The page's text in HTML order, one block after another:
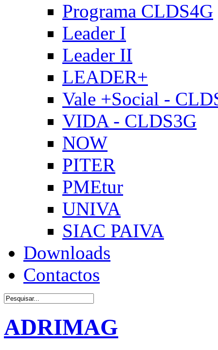
Programa CLDS4G
Leader I
Leader II
LEADER+
Vale +Social -
VIDA - CLDS3G
NOW
PITER
PMEtur
UNIVA
SIAC PAIVA
Downloads
Contactos
ADRIMAG